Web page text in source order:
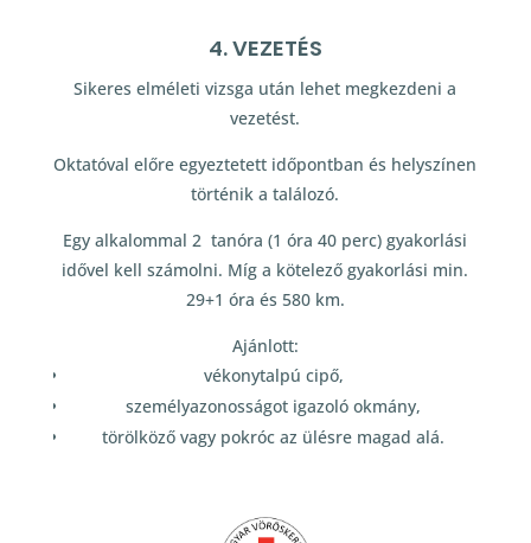
4. VEZETÉS
Sikeres elméleti vizsga után lehet megkezdeni a
vezetést.
Oktatóval előre egyeztetett időpontban és helyszínen
történik a találozó.
Egy alkalommal 2 tanóra (1 óra 40 perc) gyakorlási
idővel kell számolni. Míg a kötelező gyakorlási min.
29+1 óra és 580 km.
Ajánlott:
vékonytalpú cipő,
személyazonosságot igazoló okmány,
törölköző vagy pokróc az ülésre magad alá.